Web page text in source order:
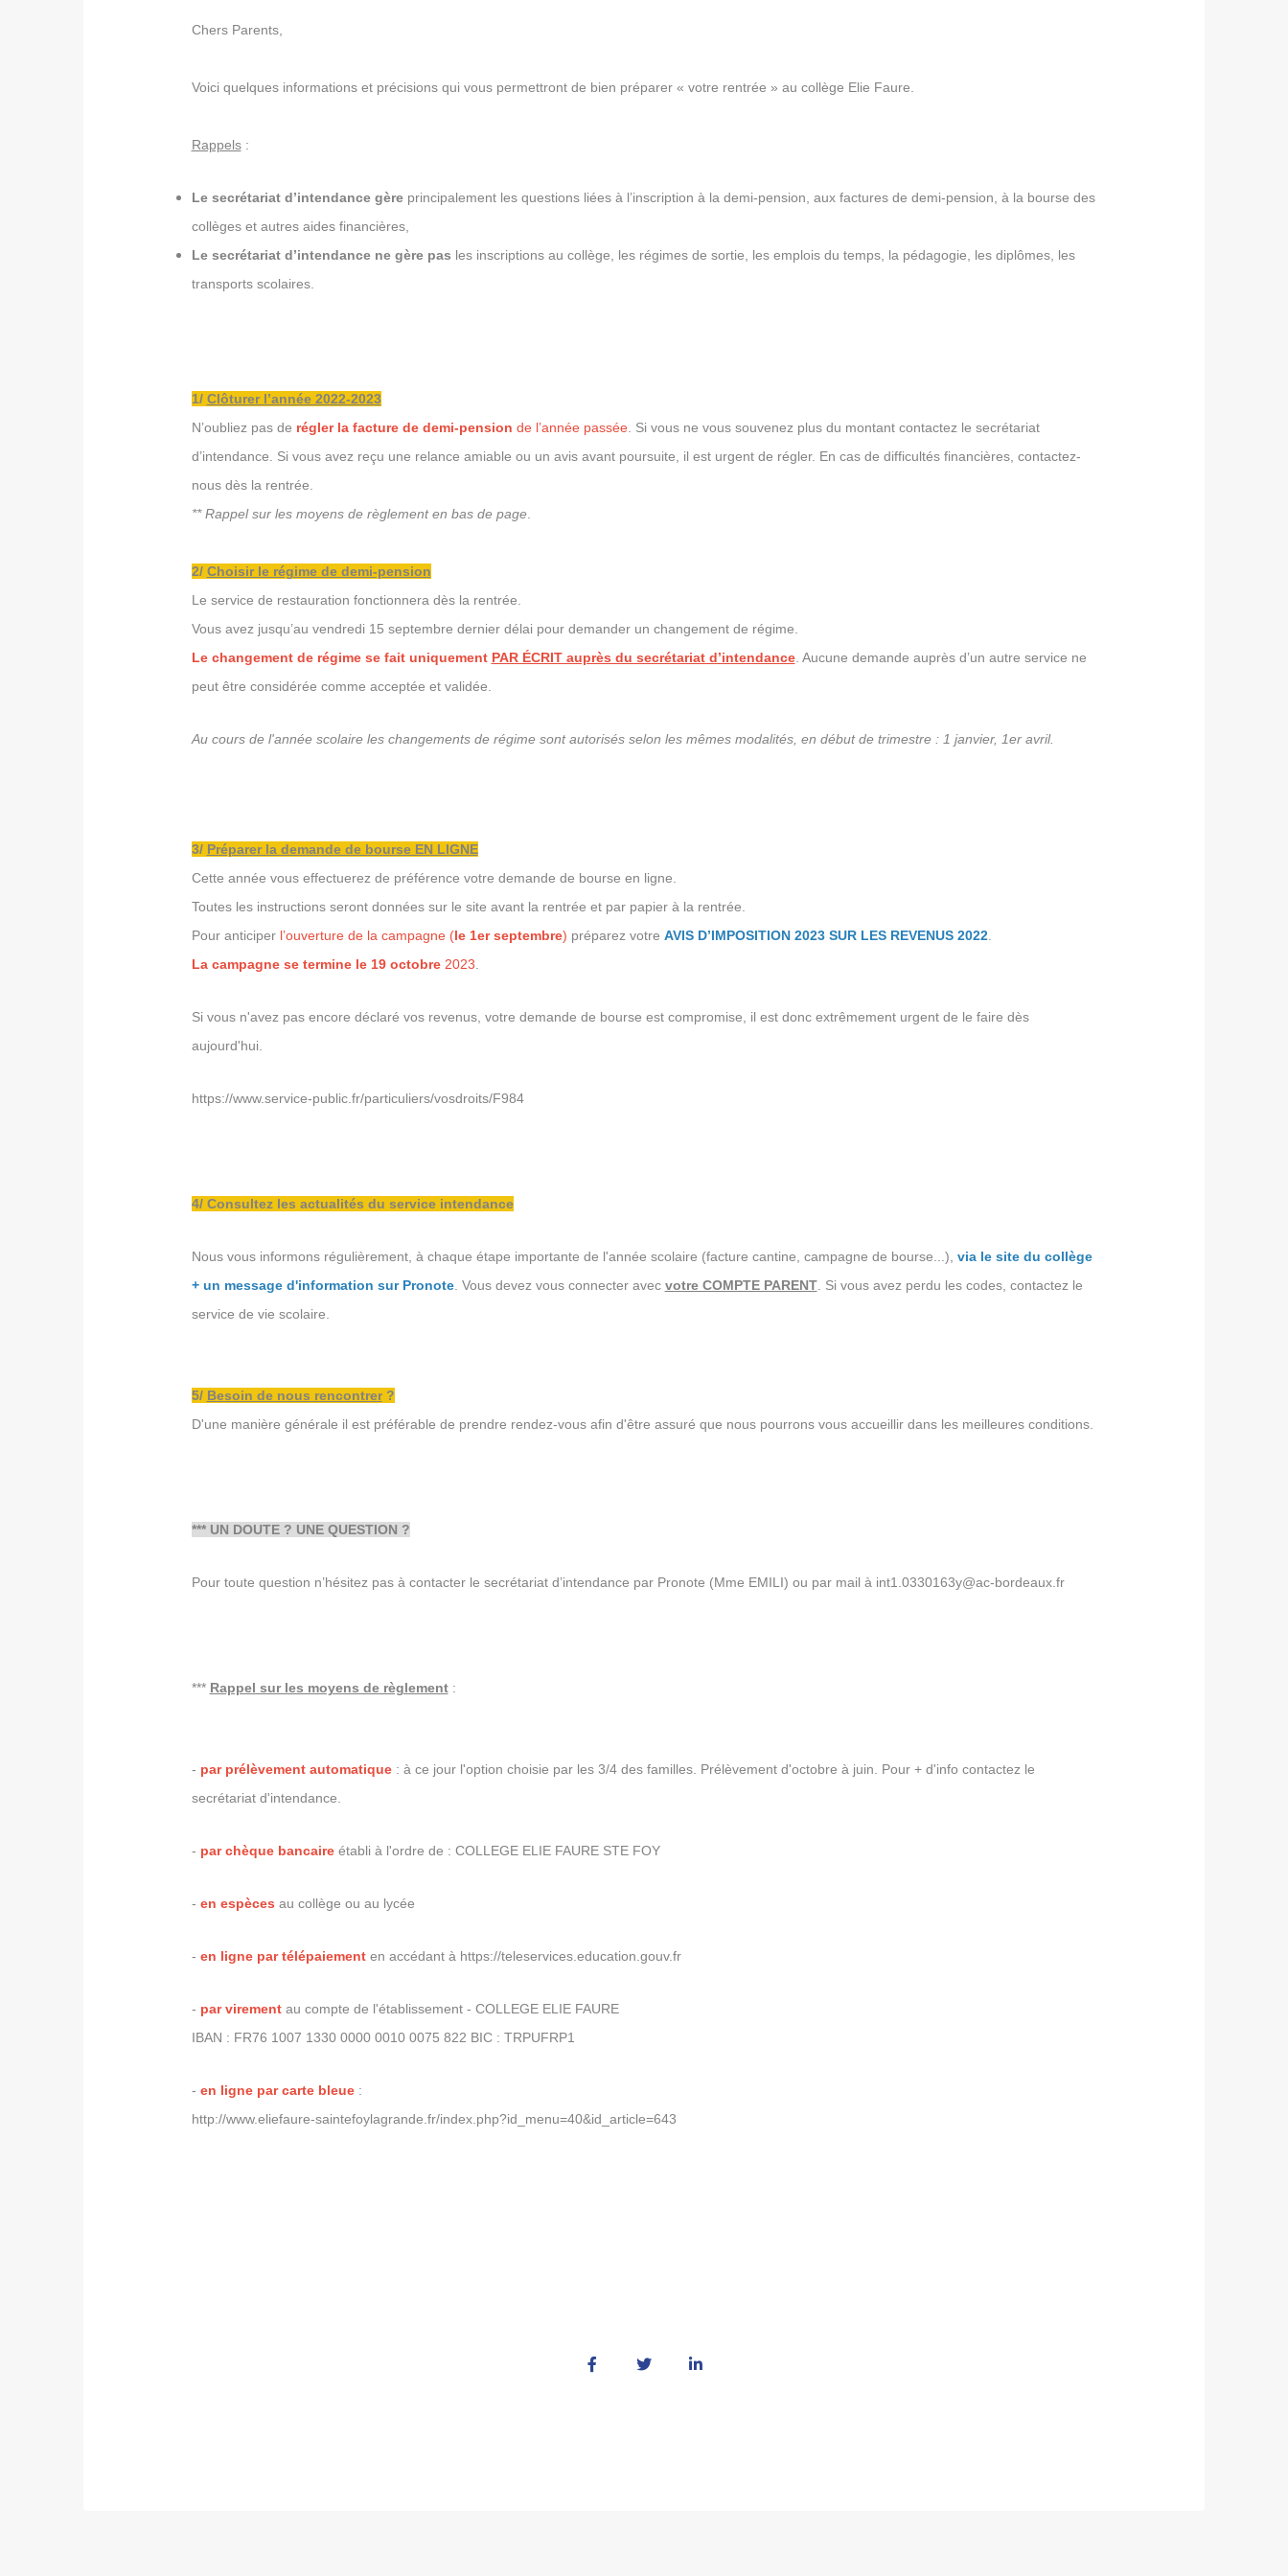
Chers Parents,
Voici quelques informations et précisions qui vous permettront de bien préparer « votre rentrée » au collège Elie Faure.
Rappels:
Le secrétariat d’intendance gèreprincipalement les questions liées à l’inscription à la demi-pension, aux factures de demi-pension, à la bourse des
collèges et autres aides financières,
Le secrétariat d’intendance ne gère pas les inscriptions au collège, les régimes de sortie, les emplois du temps, la pédagogie, les diplômes, les
transports scolaires.
1/ Clôturer l’année 2022-2023
N’oubliez pas de régler la facture de demi-pension de l’année passée. Si vous ne vous souvenez plus du montant contactez le secrétariat
d’intendance. Si vous avez reçu une relance amiable ou un avis avant poursuite, il est urgent de régler. En cas de difficultés financières, contactez-
nous dès la rentrée.
** Rappel sur les moyens de règlement en bas de page.
2/ Choisir le régime de demi-pension
Le service de restauration fonctionnera dès la rentrée.
Vous avez jusqu’au vendredi 15 septembre dernier délai pour demander un changement de régime.
Le changement de régime se fait uniquement PAR ÉCRIT auprès du secrétariat d’intendance. Aucune demande auprès d’un autre service ne
peut être considérée comme acceptée et validée.
Au cours de l'année scolaire les changements de régime sont autorisés selon les mêmes modalités, en début de trimestre : 1 janvier, 1er avril.
3/ Préparer la demande de bourse EN LIGNE
Cette année vous effectuerez de préférence votre demande de bourse en ligne.
Toutes les instructions seront données sur le site avant la rentrée et par papier à la rentrée.
Pour anticiper l’ouverture de la campagne (le 1er septembre) préparez votre AVIS D’IMPOSITION 2023 SUR LES REVENUS 2022.
La campagne se termine le 19 octobre2023
Si vous n'avez pas encore déclaré vos revenus, votre demande de bourse est compromise, il est donc extrêmement urgent de le faire dès
aujourd'hui.
https://www.service-public.fr/particuliers/vosdroits/F984
4/ Consultez les actualités du service intendance
Nous vous informons régulièrement, à chaque étape importante de l'année scolaire (facture cantine, campagne de bourse...), via le site du collège
+ un message d'information sur Pronote. Vous devez vous connecter avec votre COMPTE PARENT. Si vous avez perdu les codes, contactez le
service de vie scolaire.
5/ Besoin de nous rencontrer?
D'une manière générale il est préférable de prendre rendez-vous afin d'être assuré que nous pourrons vous accueillir dans les meilleures conditions.
*** UN DOUTE ? UNE QUESTION ?
Pour toute question n’hésitez pas à contacter le secrétariat d’intendance par Pronote (Mme EMILI) ou par mail à int1.0330163y@ac-bordeaux.fr
*** Rappel sur les moyens de règlement :
- par prélèvement automatique: à ce jour l'option choisie par les 3/4 des familles. Prélèvement d'octobre à juin. Pour + d'info contactez le
secrétariat d'intendance.
- par chèque bancaireétabli à l'ordre de : COLLEGE ELIE FAURE STE FOY
- en espèces au collège ou au lycée
- en ligne par télépaiementen accédant à https://teleservices.education.gouv.fr
- par virementau compte de l'établissement - COLLEGE ELIE FAURE
IBAN : FR76 1007 1330 0000 0010 0075 822 BIC : TRPUFRP1
- en ligne par carte bleue:
http://www.eliefaure-saintefoylagrande.fr/index.php?id_menu=40&id_article=643